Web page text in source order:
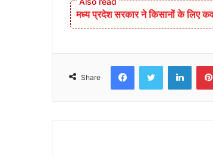
मध्य प्रदेश सरकार ने किसानों के लिए
Share
FacebookTwitter